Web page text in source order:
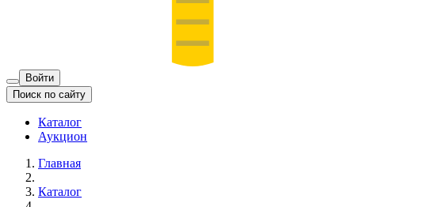
Войти
Поиск по сайту
Каталог
Аукцион
Главная
Каталог